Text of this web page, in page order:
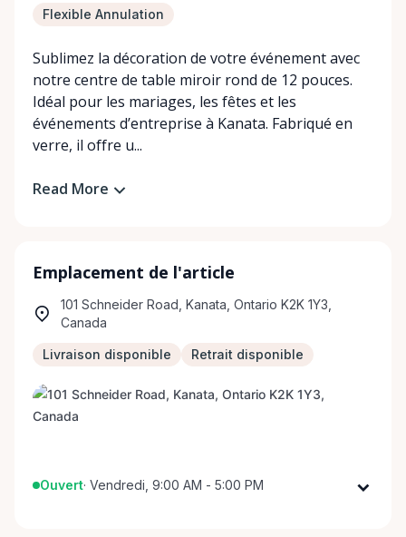
Flexible Annulation
Sublimez la décoration de votre événement avec
notre centre de table miroir rond de 12 pouces.
Idéal pour les mariages, les fêtes et les
événements d’entreprise à Kanata. Fabriqué en
verre, il offre u...
Read More
Emplacement de l'article
101 Schneider Road, Kanata, Ontario K2K 1Y3,
Canada
Livraison disponible Retrait disponible
Ouvert· Vendredi, 9:00 AM - 5:00 PM